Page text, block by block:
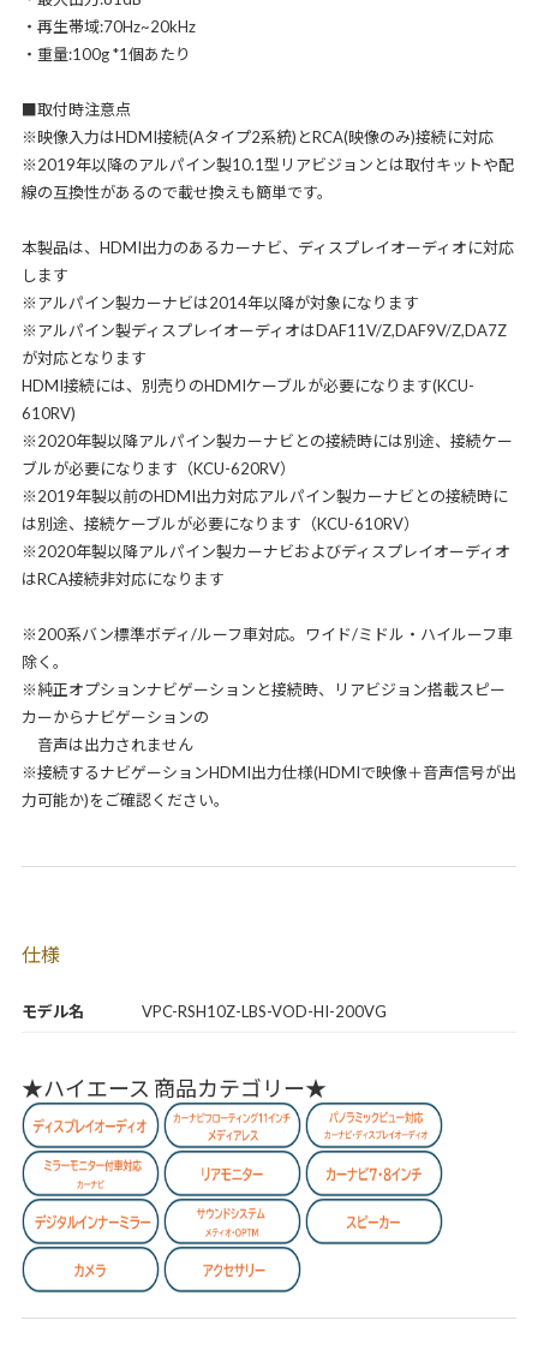
モデル名 VPC-RSH10Z-LBS-VOD-HI-200VG
・再生帯域:70Hz~20kHz
・重量:100g *1個あたり
■取付時注意点
※映像入力はHDMI接続(Aタイプ2系統)とRCA(映像のみ)接続に対応
※2019年以降のアルパイン製10.1型リアビジョンとは取付キットや配
線の互換性があるので載せ換えも簡単です。
本製品は、HDMI出力のあるカーナビ、ディスプレイオーディオに対応
します
※アルパイン製カーナビは2014年以降が対象になります
※アルパイン製ディスプレイオーディオはDAF11V/Z,DAF9V/Z,DA7Z
が対応となります
HDMI接続には、別売りのHDMIケーブルが必要になります(KCU-
610RV)
※2020年製以降アルパイン製カーナビとの接続時には別途、接続ケー
ブルが必要になります（KCU-620RV）
※2019年製以前のHDMI出力対応アルパイン製カーナビとの接続時に
は別途、接続ケーブルが必要になります（KCU-610RV）
※2020年製以降アルパイン製カーナビおよびディスプレイオーディオ
はRCA接続非対応になります
※200系バン標準ボディ/ルーフ車対応。ワイド/ミドル・ハイルーフ車
除く。
※純正オプションナビゲーションと接続時、リアビジョン搭載スピー
カーからナビゲーションの
音声は出力されません
※接続するナビゲーションHDMI出力仕様(HDMIで映像＋音声信号が出
力可能か)をご確認ください。
仕様
★ハイエース 商品カテゴリー★